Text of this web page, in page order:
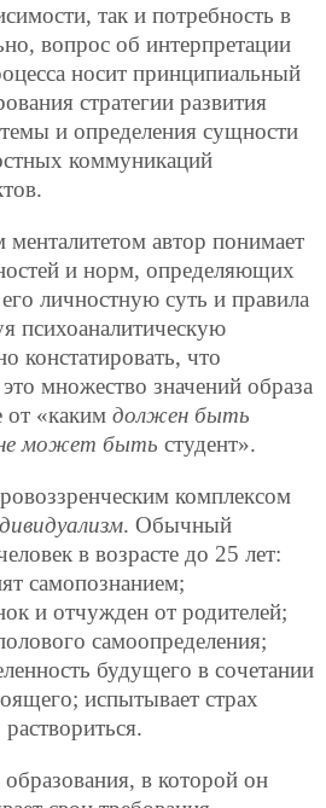
так и потребность в
вопрос об интерпретации
носит принципиальный
стратегии развития
и определения сущности
коммуникаций
менталитетом автор понимает
и норм, определяющих
личностную суть и правила
психоаналитическую
констатировать, что
множество значений образа
от «каким должен быть
может быть студент».
комплексом
. Обычный
в возрасте до 25 лет:
самопознанием;
и отчужден от родителей;
самоопределения;
будущего в сочетании
испытывает страх
в которой он